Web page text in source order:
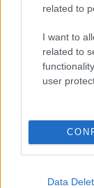
related to
I want to
related to
user
Data
Felipe
ουράνιο
Ο Felipe